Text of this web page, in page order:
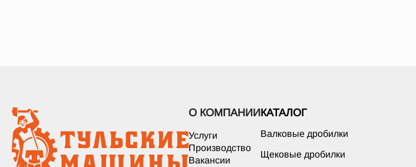
О КОМПАНИИ
Услуги
Производство
Вакансии
КАТАЛОГ
Валковые дробилки
Щековые дробилки